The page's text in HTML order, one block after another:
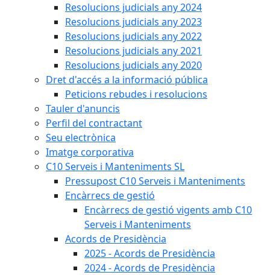
Resolucions judicials any 2024
Resolucions judicials any 2023
Resolucions judicials any 2022
Resolucions judicials any 2021
Resolucions judicials any 2020
Dret d'accés a la informació pública
Peticions rebudes i resolucions
Tauler d'anuncis
Perfil del contractant
Seu electrònica
Imatge corporativa
C10 Serveis i Manteniments SL
Pressupost C10 Serveis i Manteniments
Encàrrecs de gestió
Encàrrecs de gestió vigents amb C10
Serveis i Manteniments
Acords de Presidència
2025 - Acords de Presidència
2024 - Acords de Presidència